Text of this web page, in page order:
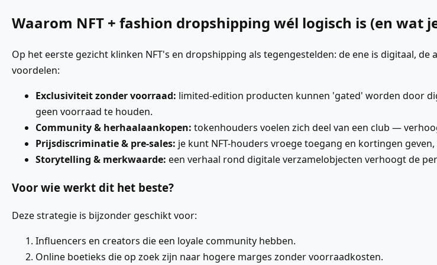
Waarom NFT + fashion dropshipping wél logisch is (en wat
Op het eerste gezicht klinken NFT's en dropshipping als tegengestelden: de ene is digitaal,
voordelen:
Exclusiviteit zonder voorraad: limited-edition producten kunnen 'gated' worden door
geen voorraad te houden.
Community & herhaalaankopen: tokenhouders voelen zich deel van een club —
Prijsdiscriminatie & pre-sales: je kunt NFT-houders vroege toegang en kortingen
Storytelling & merkwaarde: een verhaal rond digitale verzamelobjecten verhoogt de
Voor wie werkt dit het beste?
Deze strategie is bijzonder geschikt voor:
Influencers en creators die een loyale community hebben.
Online boetieks die op zoek zijn naar hogere marges zonder voorraadkosten.